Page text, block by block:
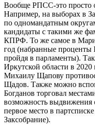
Вообще РПСС-это просто
Например, на выборах в
по одномандатным
кандидаты с такими же
КПРФ. То же самое в
год (набранные
пройдя в парламенты).
Иркутской области в
Михаилу Щапову
Щадов. Также можно
Богданов торговал
возможность выдвижения
первое место в
Заксобрание).